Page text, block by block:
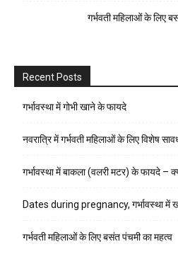
गर्भवती महिलाओं के लिए
Recent Posts
गर्भावस्था में गोभी खाने के फायदे
नवरात्रि में गर्भवती महिलाओं के लिए विशेष
गर्भावस्था में बाकला (वलरी मटर) के फायदे –
Dates during pregnancy, गर्भावस्था में
गर्भवती महिलाओं के लिए बसंत पंचमी का महत्व